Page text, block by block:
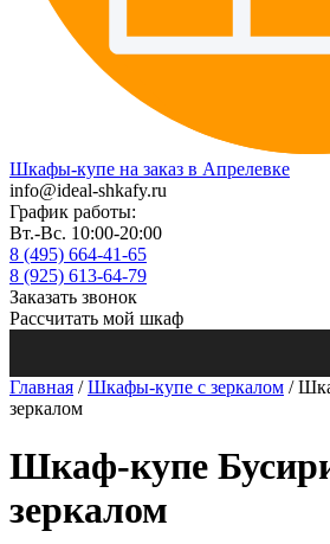
Шкафы-купе на заказ в Апрелевке
info@ideal-shkafy.ru
График работы:
Вт.-Вс. 10:00-20:00
8 (495) 664-41-65
8 (925) 613-64-79
Заказать звонок
Рассчитать мой шкаф
Главная /Шкафы-купе с зеркалом /
зеркалом
Шкаф-купе
зеркалом